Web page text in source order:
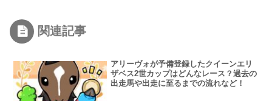
関連記事
アリーヴォが予備登録したクイーンエリ
ザベス2世カップはどんなレース？過去の
出走馬や出走に至るまでの流れなど！